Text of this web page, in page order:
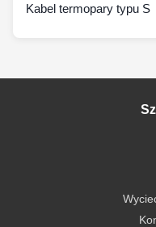
Kabel termopary typu S